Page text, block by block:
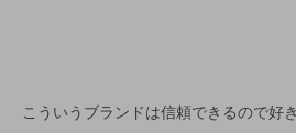
こういうブランドは信頼できるので好き